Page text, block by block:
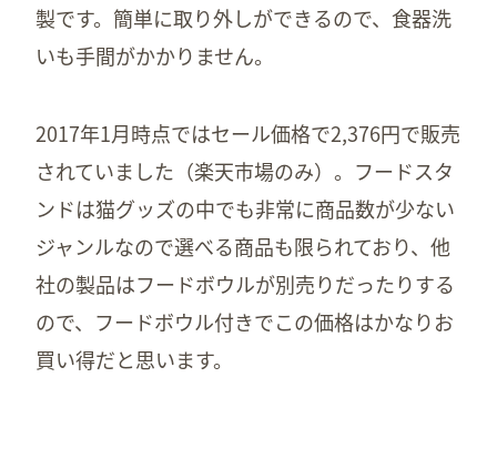
製です。簡単に取り外しができるので、食器洗
いも手間がかかりません。
2017年1月時点ではセール価格で2,376円で販売
されていました（楽天市場のみ）。フードスタ
ンドは猫グッズの中でも非常に商品数が少ない
ジャンルなので選べる商品も限られており、他
社の製品はフードボウルが別売りだったりする
ので、フードボウル付きでこの価格はかなりお
買い得だと思います。